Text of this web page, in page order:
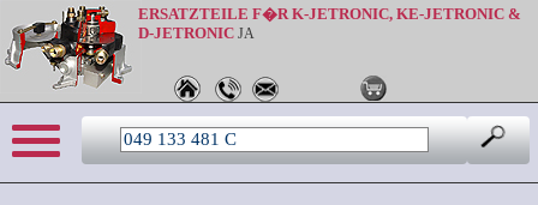
ERSATZTEILE F�R K-JETRONIC, KE-JETRONIC &
D-JETRONIC JA
Sprache: de